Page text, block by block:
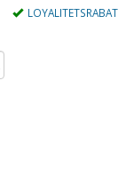
LOYALITETSRABAT